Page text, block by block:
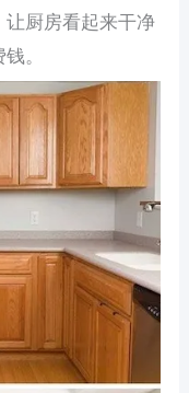
厨房看起来干净
。